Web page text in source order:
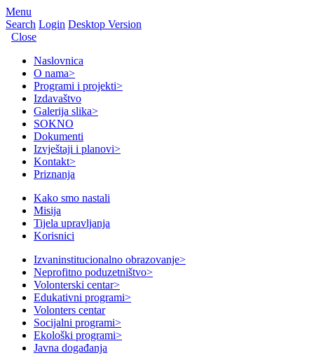
Menu
Search Login Desktop Version
Close
Naslovnica
O nama>
Programi i projekti>
Izdavaštvo
Galerija slika>
SOKNO
Dokumenti
Izvještaji i planovi>
Kontakt>
Priznanja
Kako smo nastali
Misija
Tijela upravljanja
Korisnici
Izvaninstitucionalno obrazovanje>
Neprofitno poduzetništvo>
Volonterski centar>
Edukativni programi>
Volonters centar
Socijalni programi>
Ekološki programi>
Javna događanja